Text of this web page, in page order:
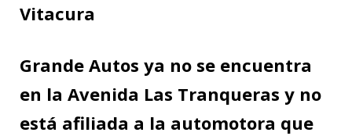
Vitacura
Grande Autos ya no se encuentra
en la Avenida Las Tranqueras y no
está afiliada a la automotora que